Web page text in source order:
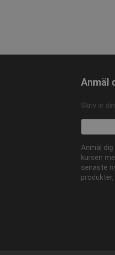
Anmäl
Skriv in
Anmäl
kursen
senaste